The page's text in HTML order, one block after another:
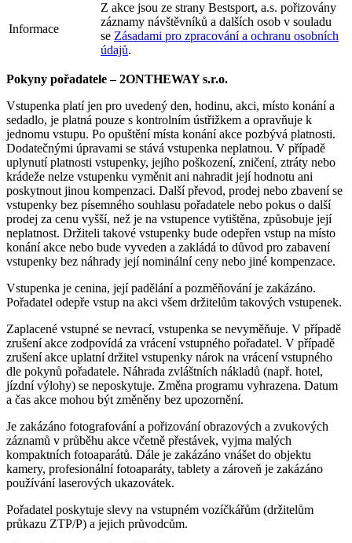
Informace
Z akce jsou ze strany Bestsport, a.s. pořizovány
záznamy návštěvníků a dalších osob v souladu
se Zásadami pro zpracování a ochranu osobních
údajů.
Pokyny pořadatele – 2ONTHEWAY s.r.o.
Vstupenka platí jen pro uvedený den, hodinu, akci, místo konání a
sedadlo, je platná pouze s kontrolním ústřižkem a opravňuje k
jednomu vstupu. Po opuštění místa konání akce pozbývá platnosti.
Dodatečnými úpravami se stává vstupenka neplatnou. V případě
uplynutí platnosti vstupenky, jejího poškození, zničení, ztráty nebo
krádeže nelze vstupenku vyměnit ani nahradit její hodnotu ani
poskytnout jinou kompenzaci. Další převod, prodej nebo zbavení se
vstupenky bez písemného souhlasu pořadatele nebo pokus o další
prodej za cenu vyšší, než je na vstupence vytištěna, způsobuje její
neplatnost. Držiteli takové vstupenky bude odepřen vstup na místo
konání akce nebo bude vyveden a zakládá to důvod pro zabavení
vstupenky bez náhrady její nominální ceny nebo jiné kompenzace.
Vstupenka je cenina, její padělání a pozměňování je zakázáno.
Pořadatel odepře vstup na akci všem držitelům takových vstupenek.
Zaplacené vstupné se nevrací, vstupenka se nevyměňuje. V případě
zrušení akce zodpovídá za vrácení vstupného pořadatel. V případě
zrušení akce uplatní držitel vstupenky nárok na vrácení vstupného
dle pokynů pořadatele. Náhrada zvláštních nákladů (např. hotel,
jízdní výlohy) se neposkytuje. Změna programu vyhrazena. Datum
a čas akce mohou být změněny bez upozornění.
Je zakázáno fotografování a pořizování obrazových a zvukových
záznamů v průběhu akce včetně přestávek, vyjma malých
kompaktních fotoaparátů. Dále je zakázáno vnášet do objektu
kamery, profesionální fotoaparáty, tablety a zároveň je zakázáno
používání laserových ukazovátek.
Pořadatel poskytuje slevy na vstupném vozíčkářům (držitelům
průkazu ZTP/P) a jejich průvodcům.